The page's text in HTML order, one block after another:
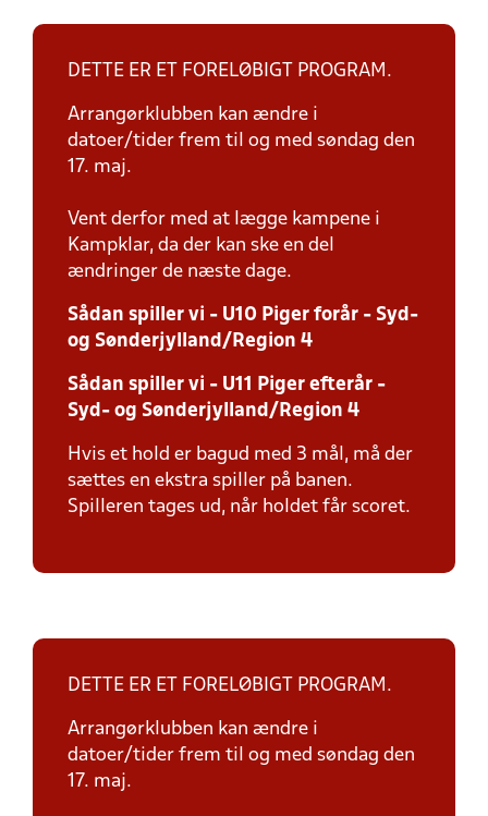
DETTE ER ET FORELØBIGT PROGRAM.
Arrangørklubben kan ændre i
datoer/tider frem til og med søndag den
17. maj.
Vent derfor med at lægge kampene i
Kampklar, da der kan ske en del
ændringer de næste dage.
Sådan spiller vi - U10 Piger forår - Syd-
og Sønderjylland/Region 4
Sådan spiller vi - U11 Piger efterår -
Syd- og Sønderjylland/Region 4
Hvis et hold er bagud med 3 mål, må der
sættes en ekstra spiller på banen.
Spilleren tages ud, når holdet får scoret.
DETTE ER ET FORELØBIGT PROGRAM.
Arrangørklubben kan ændre i
datoer/tider frem til og med søndag den
17. maj.